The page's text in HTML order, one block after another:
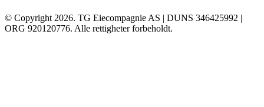
© Copyright 2026. TG Eiecompagnie AS | DUNS 346425992 |
ORG 920120776. Alle rettigheter forbeholdt.